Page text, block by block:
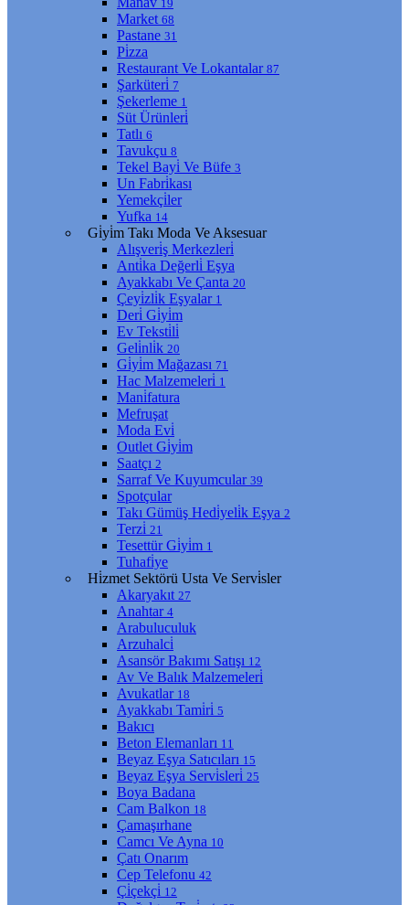
19
Market 68
Pastane 31
Pi̇zza
Restaurant Ve Lokantalar 87
Şarküteri̇ 7
Şekerleme 1
Süt Ürünleri̇
Tatlı 6
Tavukçu 8
Tekel Bayi̇ Ve Büfe 3
Un Fabri̇kası
Yemekçi̇ler
Yufka 14
Gi̇yi̇m Takı Moda Ve Aksesuar
Alışveri̇ş Merkezleri̇
Anti̇ka Değerli̇ Eşya
Ayakkabı Ve Çanta 20
Çeyi̇zli̇k Eşyalar 1
Deri̇ Gi̇yi̇m
Ev Teksti̇li̇
Geli̇nli̇k 20
Gi̇yi̇m Mağazası 71
Hac Malzemeleri̇ 1
Mani̇fatura
Mefruşat
Moda Evi̇
Outlet Gi̇yi̇m
Saatçı 2
Sarraf Ve Kuyumcular 39
Spotçular
Takı Gümüş Hedi̇yeli̇k Eşya 2
Terzi̇ 21
Tesettür Gi̇yi̇m 1
Tuhafi̇ye
Hi̇zmet Sektörü Usta Ve Servi̇sler
Akaryakıt 27
Anahtar 4
Arabuluculuk
Arzuhalci̇
Asansör Bakımı Satışı 12
Av Ve Balık Malzemeleri̇
Avukatlar 18
Ayakkabı Tami̇ri̇ 5
Bakıcı
Beton Elemanları 11
Beyaz Eşya Satıcıları 15
Beyaz Eşya Servi̇sleri̇ 25
Boya Badana
Cam Balkon 18
Çamaşırhane
Camcı Ve Ayna 10
Çatı Onarım
Cep Telefonu 42
Çi̇çekçi̇ 12